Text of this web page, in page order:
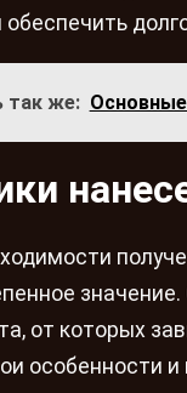
обеспечить
так же:
от которых
особенности